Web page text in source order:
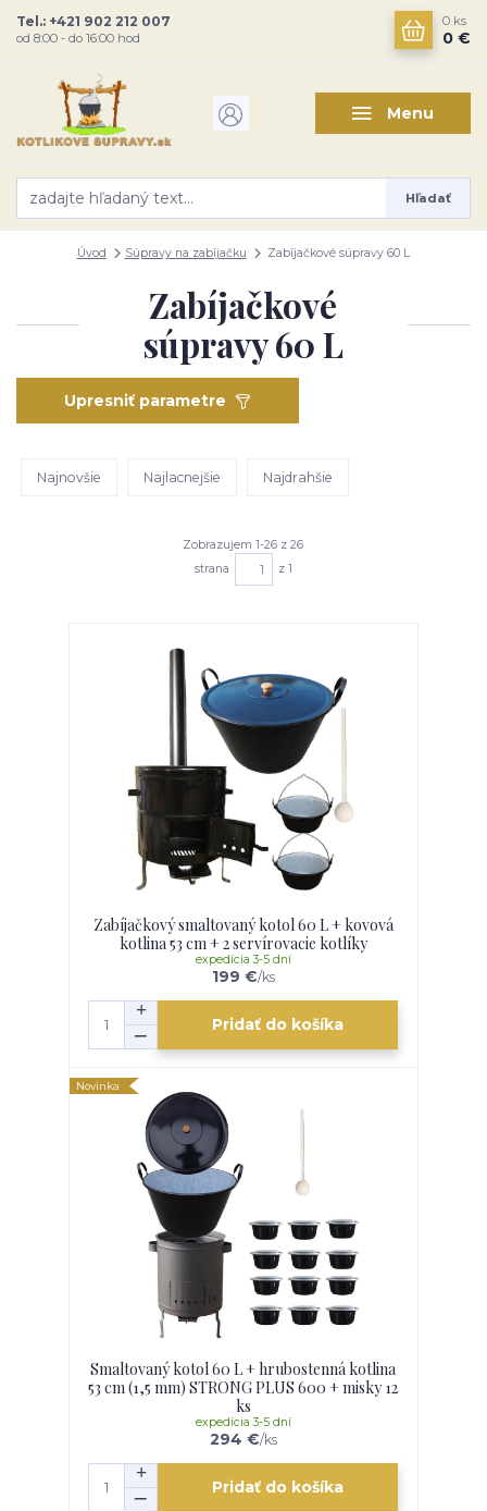
Menu
Hľadať
Tel.: +421 902 212 007
od 8:00 - do 16:00 hod
0 ks
0 €
Úvod Súpravy na zabíjačku Zabíjačkové súpravy 60 L
Zabíjačkové
súpravy 60 L
Upresniť parametre
Najnovšie Najlacnejšie Najdrahšie
Zobrazujem 1-26 z 26
strana
z 1
Zabíjačkový smaltovaný kotol 60 L + kovová
kotlina 53 cm + 2 servírovacie kotlíky
199 €/ks
expedícia 3-5 dní
Pridať do košíka
Novinka
Smaltovaný kotol 60 L + hrubostenná kotlina
53 cm (1,5 mm) STRONG PLUS 600 + misky 12
ks
294 €/ks
expedícia 3-5 dní
Pridať do košíka